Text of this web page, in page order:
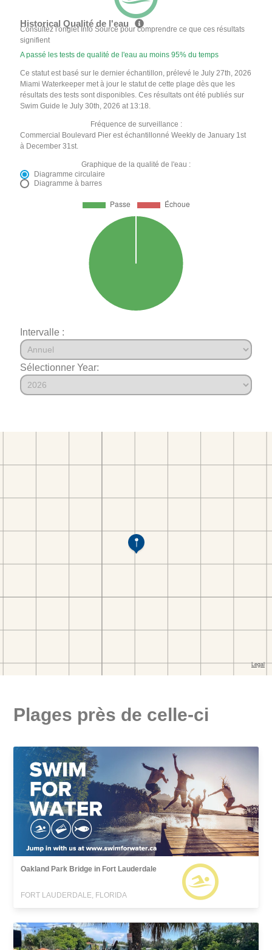
Historical Qualité de l'eau
Consultez l'onglet Info Source pour comprendre ce que ces résultats
signifient
A passé les tests de qualité de l'eau au moins 95% du temps
Ce statut est basé sur le dernier échantillon, prélevé le July 27th, 2026
Miami Waterkeeper met à jour le statut de cette plage dès que les
résultats des tests sont disponibles. Ces résultats ont été publiés sur
Swim Guide le July 30th, 2026 at 13:18.
Fréquence de surveillance :
Commercial Boulevard Pier est échantillonné Weekly de January 1st
à December 31st.
Graphique de la qualité de l'eau :
Diagramme circulaire
Diagramme à barres
Intervalle :
Sélectionner Year:
Plages près de celle-ci
Oakland Park Bridge in Fort Lauderdale
FORT LAUDERDALE, FLORIDA